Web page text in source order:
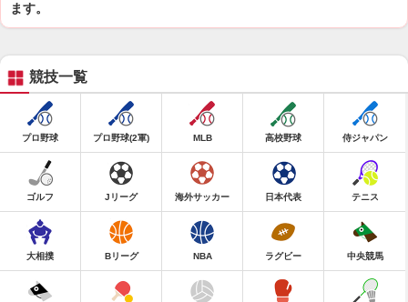
ます。
競技一覧
プロ野球 プロ野球(2軍) MLB 高校野球 侍ジャパン
ゴルフ Jリーグ 海外サッカー 日本代表 テニス
大相撲 Bリーグ NBA ラグビー 中央競馬